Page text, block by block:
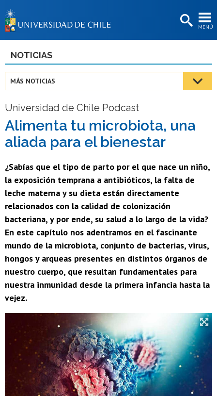
MENÚ
BIBLIOTECAS
Estudiantes
Académicas/os
Funcionarias/os
Egresadas/os
NOTICIAS
MÁS NOTICIAS
Universidad de Chile Podcast
Alimenta tu microbiota, una
aliada para el bienestar
¿Sabías que el tipo de parto por el que nace un niño,
la exposición temprana a antibióticos, la falta de
leche materna y su dieta están directamente
relacionados con la calidad de colonización
bacteriana, y por ende, su salud a lo largo de la vida?
En este capítulo nos adentramos en el fascinante
mundo de la microbiota, conjunto de bacterias, virus,
hongos y arqueas presentes en distintos órganos de
nuestro cuerpo, que resultan fundamentales para
nuestra inmunidad desde la primera infancia hasta la
vejez.